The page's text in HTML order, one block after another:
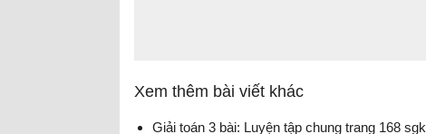
Xem thêm bài viết khác
Giải toán 3 bài: Luyện tập chung trang 168 sgk